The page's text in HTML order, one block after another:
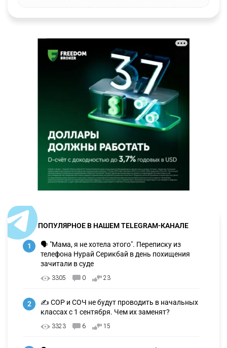
ПОПУЛЯРНОЕ В НАШЕМ TELEGRAM-КАНАЛЕ
1
🗣 "Мама, я не хотела этого". Переписку из
телефона Нурай Серикбай в день похищения
зачитали в суде
3305 0 23
2
✍️ СОР и СОЧ не будут проводить в начальных
классах с 1 сентября. Чем их заменят?
3323 6 15